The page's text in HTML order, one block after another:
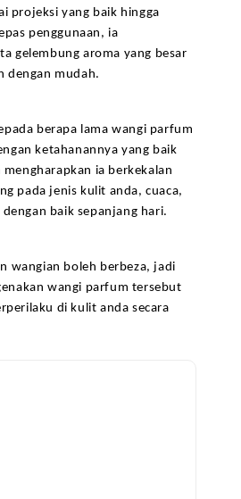
projeksi yang baik hingga
penggunaan, ia
gelembung aroma yang besar
dengan mudah.
berapa lama wangi parfum
ketahanannya yang baik
ia berkekalan
pada jenis kulit anda, cuaca,
baik sepanjang hari.
wangian boleh berbeza, jadi
wangi parfum tersebut
di kulit anda secara